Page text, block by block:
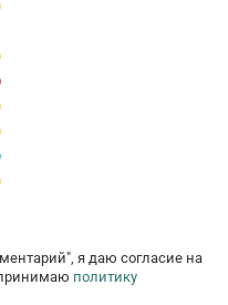
я даю согласие на
политику